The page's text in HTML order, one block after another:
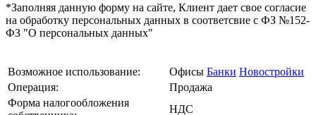
*Заполняя данную форму на сайте, Клиент дает свое согласие
на обработку персональных данных в соответсвие с ФЗ №152-
ФЗ "О персональных данных"
Возможное использование: Офисы Банки Новостройки
Операция:
Продажа
Форма налогообложения
НДС